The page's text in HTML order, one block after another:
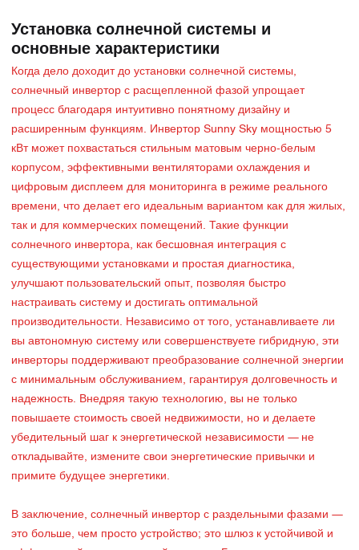
Установка солнечной системы и
основные характеристики
Когда дело доходит до установки солнечной системы,
солнечный инвертор с расщепленной фазой упрощает
процесс благодаря интуитивно понятному дизайну и
расширенным функциям. Инвертор Sunny Sky мощностью 5
кВт может похвастаться стильным матовым черно-белым
корпусом, эффективными вентиляторами охлаждения и
цифровым дисплеем для мониторинга в режиме реального
времени, что делает его идеальным вариантом как для жилых,
так и для коммерческих помещений. Такие функции
солнечного инвертора, как бесшовная интеграция с
существующими установками и простая диагностика,
улучшают пользовательский опыт, позволяя быстро
настраивать систему и достигать оптимальной
производительности. Независимо от того, устанавливаете ли
вы автономную систему или совершенствуете гибридную, эти
инверторы поддерживают преобразование солнечной энергии
с минимальным обслуживанием, гарантируя долговечность и
надежность. Внедряя такую технологию, вы не только
повышаете стоимость своей недвижимости, но и делаете
убедительный шаг к энергетической независимости — не
откладывайте, измените свои энергетические привычки и
примите будущее энергетики.
В заключение, солнечный инвертор с раздельными фазами —
это больше, чем просто устройство; это шлюз к устойчивой и